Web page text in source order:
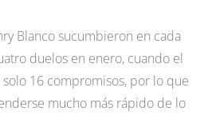
Blanco sucumbieron en cada
duelos en enero, cuando el
16 compromisos, por lo que
mucho más rápido de lo